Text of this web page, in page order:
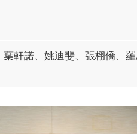
軒諾、姚迪斐、張栩僑、羅